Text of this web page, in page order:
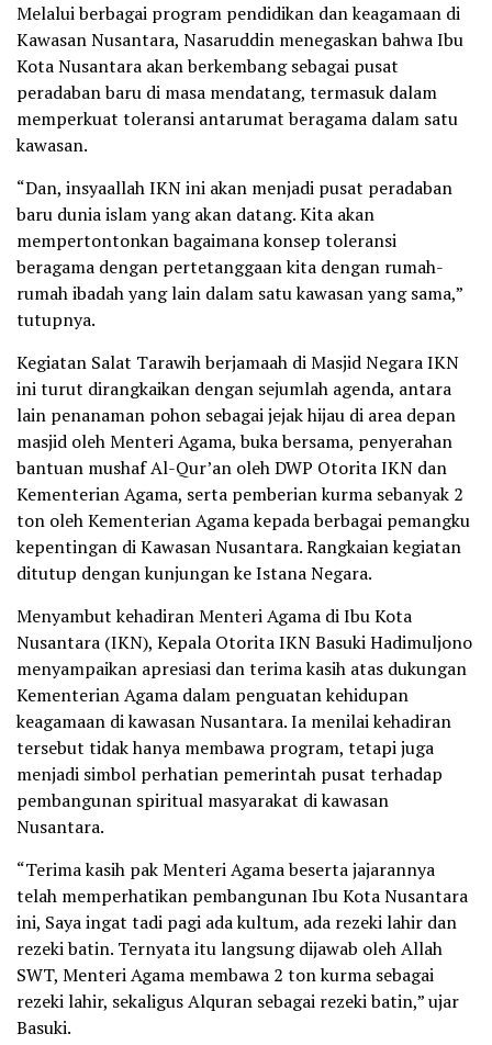
Melalui berbagai program pendidikan dan keagamaan di
Kawasan Nusantara, Nasaruddin menegaskan bahwa Ibu
Kota Nusantara akan berkembang sebagai pusat
peradaban baru di masa mendatang, termasuk dalam
memperkuat toleransi antarumat beragama dalam satu
kawasan.
“Dan, insyaallah IKN ini akan menjadi pusat peradaban
baru dunia islam yang akan datang. Kita akan
mempertontonkan bagaimana konsep toleransi
beragama dengan pertetanggaan kita dengan rumah-
rumah ibadah yang lain dalam satu kawasan yang sama,”
tutupnya.
Kegiatan Salat Tarawih berjamaah di Masjid Negara IKN
ini turut dirangkaikan dengan sejumlah agenda, antara
lain penanaman pohon sebagai jejak hijau di area depan
masjid oleh Menteri Agama, buka bersama, penyerahan
bantuan mushaf Al-Qur’an oleh DWP Otorita IKN dan
Kementerian Agama, serta pemberian kurma sebanyak 2
ton oleh Kementerian Agama kepada berbagai pemangku
kepentingan di Kawasan Nusantara. Rangkaian kegiatan
ditutup dengan kunjungan ke Istana Negara.
Menyambut kehadiran Menteri Agama di Ibu Kota
Nusantara (IKN), Kepala Otorita IKN Basuki Hadimuljono
menyampaikan apresiasi dan terima kasih atas dukungan
Kementerian Agama dalam penguatan kehidupan
keagamaan di kawasan Nusantara. Ia menilai kehadiran
tersebut tidak hanya membawa program, tetapi juga
menjadi simbol perhatian pemerintah pusat terhadap
pembangunan spiritual masyarakat di kawasan
Nusantara.
“Terima kasih pak Menteri Agama beserta jajarannya
telah memperhatikan pembangunan Ibu Kota Nusantara
ini, Saya ingat tadi pagi ada kultum, ada rezeki lahir dan
rezeki batin. Ternyata itu langsung dijawab oleh Allah
SWT, Menteri Agama membawa 2 ton kurma sebagai
rezeki lahir, sekaligus Alquran sebagai rezeki batin,” ujar
Basuki.